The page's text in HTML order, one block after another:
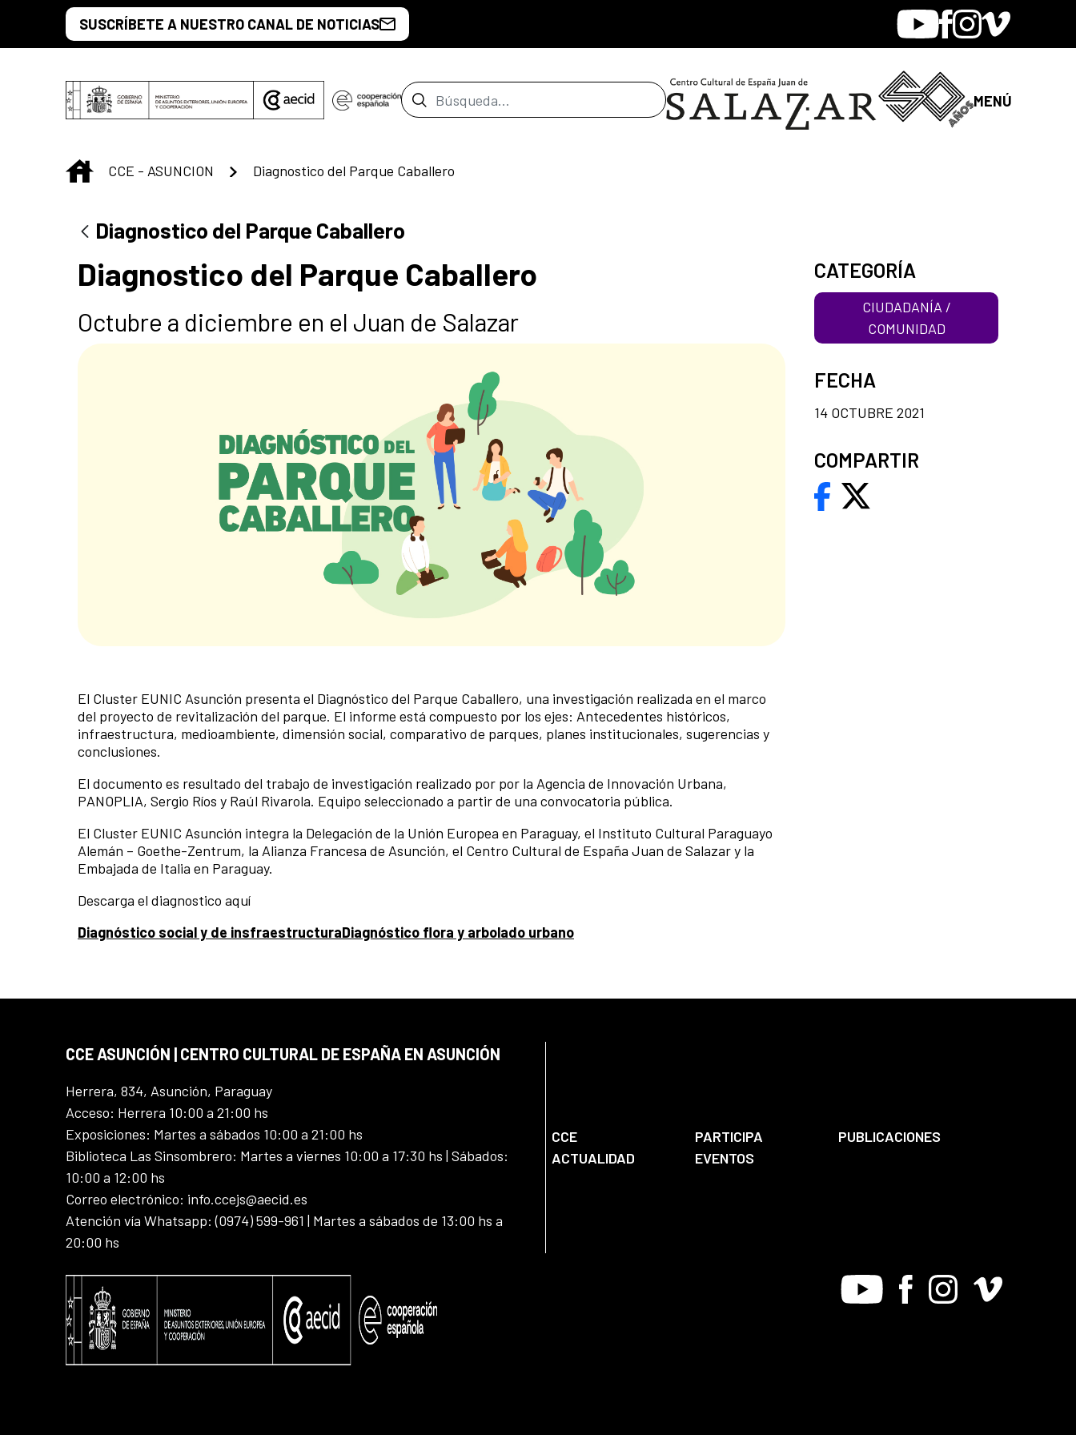
Saltar al contenido principal
SUSCRÍBETE A NUESTRO CANAL DE NOTICIAS YoutubeFacebook
Instagram
Vimeo
Barra de búsqueda MENÚ
INICIO
CCE - ASUNCION Diagnostico del Parque Caballero
Diagnostico del Parque Caballero
Diagnostico del Parque Caballero
Octubre a diciembre en el Juan de Salazar
El Cluster EUNIC Asunción presenta el Diagnóstico del Parque Caballero, una investigación realizada en el marco
del proyecto de revitalización del parque. El informe está compuesto por los ejes: Antecedentes históricos,
infraestructura, medioambiente, dimensión social, comparativo de parques, planes institucionales, sugerencias y
conclusiones.
El documento es resultado del trabajo de investigación realizado por por la Agencia de Innovación Urbana,
PANOPLIA, Sergio Ríos y Raúl Rivarola. Equipo seleccionado a partir de una convocatoria pública.
El Cluster EUNIC Asunción integra la Delegación de la Unión Europea en Paraguay, el Instituto Cultural Paraguayo
Alemán – Goethe-Zentrum, la Alianza Francesa de Asunción, el Centro Cultural de España Juan de Salazar y la
Embajada de Italia en Paraguay.
Descarga el diagnostico aquí
Diagnóstico social y de insfraestructuraDiagnóstico flora y arbolado urbano
CATEGORÍA
CIUDADANÍA /
COMUNIDAD
FECHA
14 OCTUBRE 2021
COMPARTIR
CCE ASUNCIÓN | CENTRO CULTURAL DE ESPAÑA EN ASUNCIÓN
Herrera, 834, Asunción, Paraguay
Acceso: Herrera 10:00 a 21:00 hs
Exposiciones: Martes a sábados 10:00 a 21:00 hs
Biblioteca Las Sinsombrero: Martes a viernes 10:00 a 17:30 hs | Sábados:
10:00 a 12:00 hs
Correo electrónico: info.ccejs@aecid.es
Atención vía Whatsapp: (0974) 599-961 | Martes a sábados de 13:00 hs a
20:00 hs
CCE PARTICIPA
PUBLICACIONES
ACTUALIDAD
EVENTOS
Youtube FacebookInstagram
Vimeo